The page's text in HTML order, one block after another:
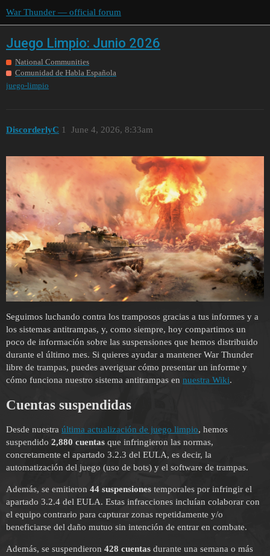
War Thunder — official forum
Juego Limpio: Junio 2026
National Communities
Comunidad de Habla Española
juego-limpio
DiscorderlyC June 4, 2026, 8:33am
1
Seguimos luchando contra los tramposos gracias a tus informes y a
los sistemas antitrampas, y, como siempre, hoy compartimos un
poco de información sobre las suspensiones que hemos distribuido
durante el último mes. Si quieres ayudar a mantener War Thunder
libre de trampas, puedes averiguar cómo presentar un informe y
cómo funciona nuestro sistema antitrampas en nuestra Wiki.
Cuentas suspendidas
Desde nuestra última actualización de juego limpio, hemos
suspendido 2,880 cuentas que infringieron las normas,
concretamente el apartado 3.2.3 del EULA, es decir, la
automatización del juego (uso de bots) y el software de trampas.
Además, se emitieron 44 suspensiones temporales por infringir el
apartado 3.2.4 del EULA. Estas infracciones incluían colaborar con
el equipo contrario para capturar zonas repetidamente y/o
beneficiarse del daño mutuo sin intención de entrar en combate.
Además, se suspendieron 428 cuentas durante una semana o más